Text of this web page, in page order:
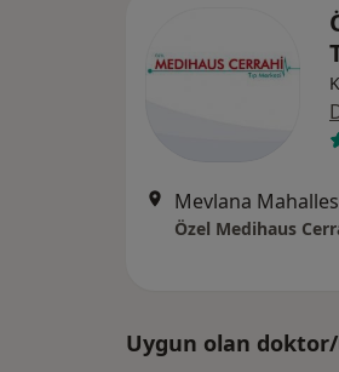
Özel Medihaus
Uygun olan